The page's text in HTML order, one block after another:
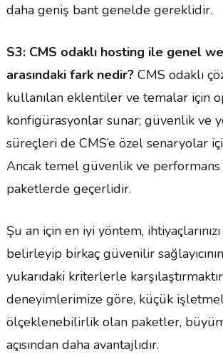
daha geniş bant genelde gereklidir.
S3: CMS odaklı hosting ile genel
arasındaki fark nedir?CMS odaklı
kullanılan eklentiler ve temalar için
konfigürasyonlar sunar; güvenlik ve
süreçleri de CMS’e özel senaryolar
Ancak temel güvenlik ve
paketlerde geçerlidir.
Şu an için en iyi yöntem,
belirleyip birkaç güvenilir
yukarıdaki kriterlerle
deneyimlerimize göre, küçük
ölçeklenebilirlik olan paketler,
açısından daha avantajlıdır.